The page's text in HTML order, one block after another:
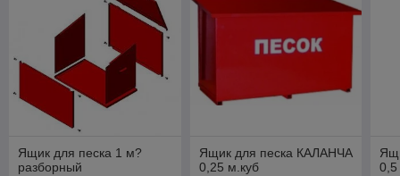
Ящик для песка 1 м?
разборный
Ящик для песка КАЛАНЧА
0,25 м.куб
0,5